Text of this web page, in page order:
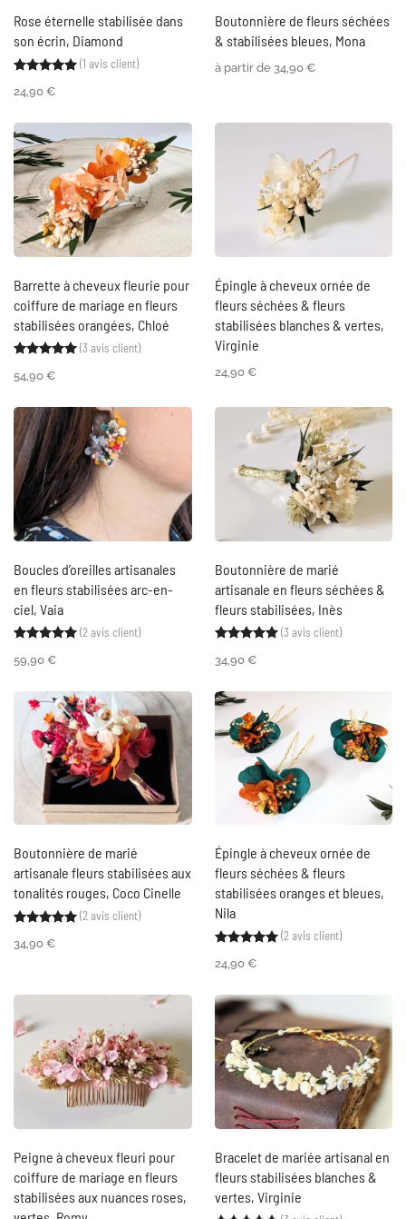
Rose éternelle stabilisée dans
son écrin, Diamond
Noté 5.00sur 5 basé sur
1 notation client
(1 avis client)
24,90 €
Boutonnière de fleurs séchées
& stabilisées bleues, Mona
à partir de 34,90 €
Barrette à cheveux fleurie pour
coiffure de mariage en fleurs
stabilisées orangées, Chloé
Noté5.00sur 5 basé sur
3 notations client
(3 avis client)
54,90 €
Épingle à cheveux ornée de
fleurs séchées & fleurs
stabilisées blanches & vertes,
Virginie
24,90 €
Boucles d’oreilles artisanales
en fleurs stabilisées arc-en-
ciel, Vaia
Noté5.00sur 5 basé sur
2 notations client
(2avis client)
59,90 €
Boutonnière de marié
artisanale en fleurs séchées &
fleurs stabilisées, Inès
Noté5.00sur 5
3
(3 avis client)
34,90 €
Boutonnière de marié
artisanale fleurs stabilisées aux
tonalités rouges, Coco Cinelle
Noté5.00sur 5 basé sur
2
(2avis client)
34,90 €
Épingle à cheveux ornée de
fleurs séchées & fleurs
stabilisées oranges et bleues,
Nila
Noté5.00sur 5
2
(2avis client)
24,90 €
Peigne à cheveux fleuri pour
coiffure de mariage en fleurs
stabilisées aux nuances roses,
Bracelet de mariée artisanal en
fleurs stabilisées blanches &
vertes, Virginie